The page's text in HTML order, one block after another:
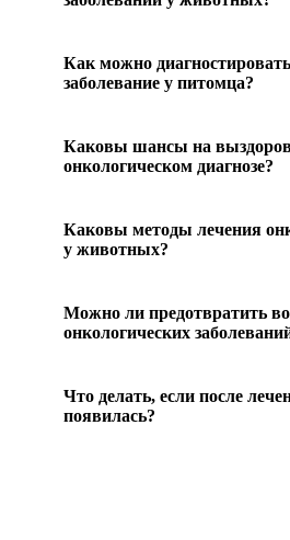
Как можно
заболевание у питомца?
Каковы шансы на
онкологическом диагнозе?
Каковы методы лечения
у животных?
Можно ли предотвратить
онкологических
Что делать, если после
появилась?